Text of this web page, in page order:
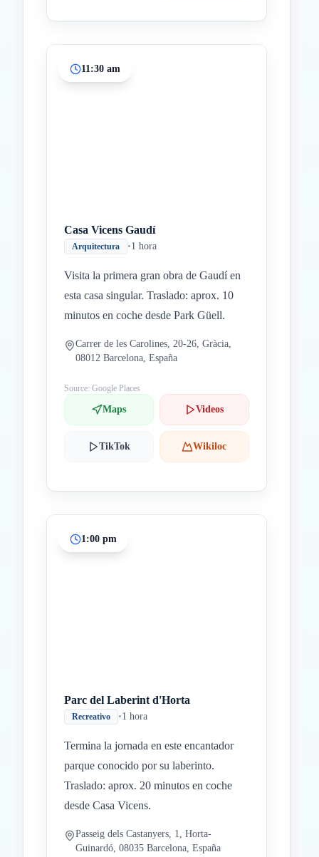
11:30 am
Casa Vicens Gaudí
Arquitectura •1 hora
Visita la primera gran obra de Gaudí en
esta casa singular. Traslado: aprox. 10
minutos en coche desde Park Güell.
Carrer de les Carolines, 20-26, Gràcia,
08012 Barcelona, España
Source: Google Places
Maps Videos
TikTok Wikiloc
1:00 pm
Parc del Laberint d'Horta
Recreativo •1 hora
Termina la jornada en este encantador
parque conocido por su laberinto.
Traslado: aprox. 20 minutos en coche
desde Casa Vicens.
Passeig dels Castanyers, 1, Horta-
Guinardó, 08035 Barcelona, España